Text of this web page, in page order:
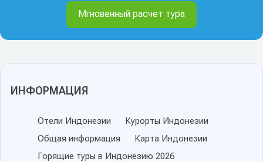
ИНФОРМАЦИЯ
Отели Индонезии
Курорты Индонезии
Общая информация
Карта Индонезии
Горящие туры в Индонезию 2026
Мгновенный расчет тура